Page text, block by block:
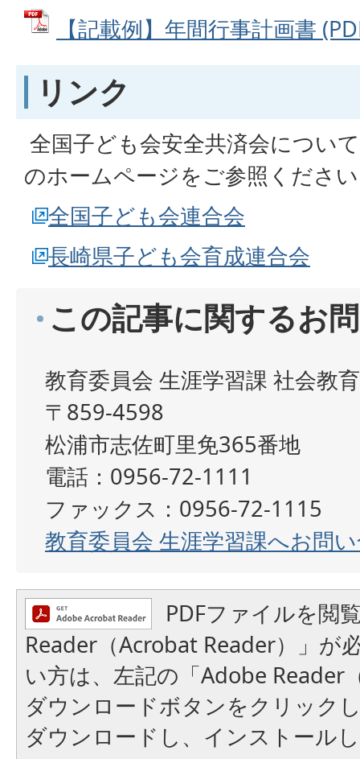
【記載例】年間行事計画書
リンク
全国子ども会安全共済会につい
のホームページをご参照くださ
全国子ども会連合会
長崎県子ども会育成連合会
この記事に関するお
教育委員会 生涯学習課 社会教
〒859-4598
松浦市志佐町里免365番地
電話：0956-72-1111
ファックス：0956-72-1115
教育委員会 生涯学習課へお問
PDFファイルを閲
Reader（Acrobat Reader）」が
い方は、左記の「Adobe Reader
ダウンロードボタンをクリック
ダウンロードし、インストール